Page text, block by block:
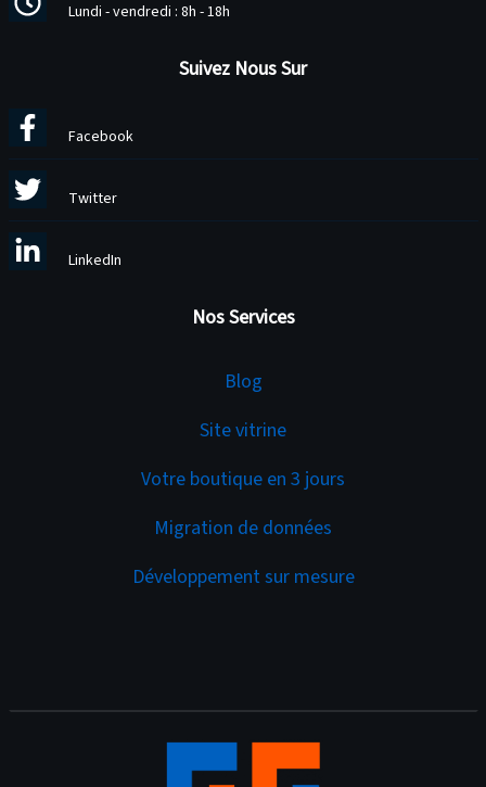
Lundi - vendredi : 8h - 18h
Suivez Nous Sur
Facebook
Twitter
LinkedIn
Nos Services
Blog
Site vitrine
Votre boutique en 3 jours
Migration de données
Développement sur mesure